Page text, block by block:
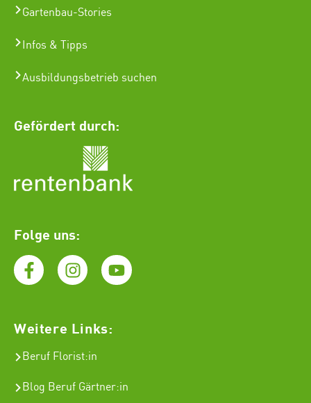
Gartenbau-Stories
Infos & Tipps
Ausbildungsbetrieb suchen
Gefördert durch:
Folge uns:
Weitere Links:
Beruf Florist:in
Blog Beruf Gärtner:in